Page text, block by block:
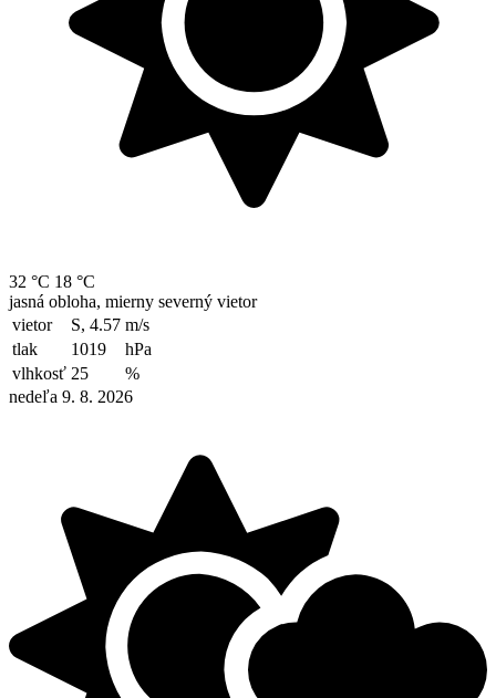
32 °C 18 °C
jasná obloha, mierny severný vietor
vietor
S, 4.57 m/s
tlak
1019
hPa
vlhkosť 25
%
nedeľa 9. 8. 2026